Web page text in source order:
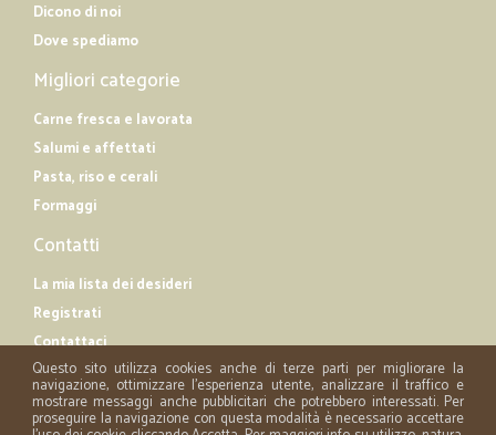
Dicono di noi
Dove spediamo
Migliori categorie
Carne fresca e lavorata
Salumi e affettati
Pasta, riso e cerali
Formaggi
Contatti
La mia lista dei desideri
Registrati
Contattaci
Questo sito utilizza cookies anche di terze parti per migliorare la
navigazione, ottimizzare l'esperienza utente, analizzare il traffico e
mostrare messaggi anche pubblicitari che potrebbero interessati. Per
proseguire la navigazione con questa modalità è necessario accettare